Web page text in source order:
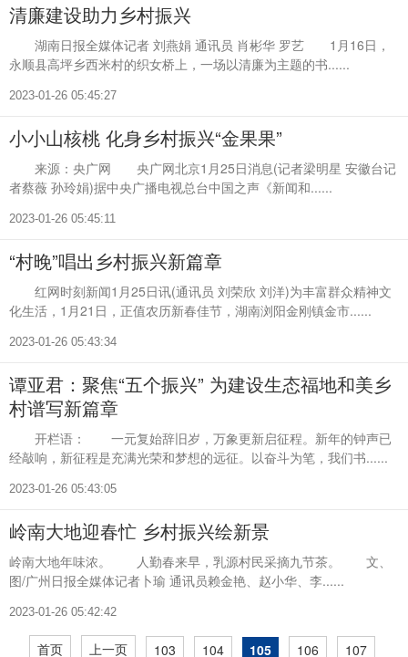
清廉建设助力乡村振兴
湖南日报全媒体记者 刘燕娟 通讯员 肖彬华 罗艺 1月16日，
永顺县高坪乡西米村的织女桥上，一场以清廉为主题的书......
2023-01-26 05:45:27
小小山核桃 化身乡村振兴“金果果”
来源：央广网 央广网北京1月25日消息(记者梁明星 安徽台记
者蔡薇 孙玲娟)据中央广播电视总台中国之声《新闻和......
2023-01-26 05:45:11
“村晚”唱出乡村振兴新篇章
红网时刻新闻1月25日讯(通讯员 刘荣欣 刘洋)为丰富群众精神文
化生活，1月21日，正值农历新春佳节，湖南浏阳金刚镇金市......
2023-01-26 05:43:34
谭亚君：聚焦“五个振兴” 为建设生态福地和美乡
村谱写新篇章
开栏语： 一元复始辞旧岁，万象更新启征程。新年的钟声已
经敲响，新征程是充满光荣和梦想的远征。以奋斗为笔，我们书......
2023-01-26 05:43:05
岭南大地迎春忙 乡村振兴绘新景
岭南大地年味浓。 人勤春来早，乳源村民采摘九节茶。 文、
图/广州日报全媒体记者卜瑜 通讯员赖金艳、赵小华、李......
2023-01-26 05:42:42
首页 上一页 103 104 105 106 107